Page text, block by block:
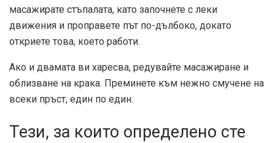
масажирате стъпалата, като започнете с леки
движения и проправете път по-дълбоко, докато
откриете това, което работи.
Ако и двамата ви харесва, редувайте масажиране и
облизване на крака. Преминете към нежно смучене на
всеки пръст, един по един.
Тези, за които определено сте